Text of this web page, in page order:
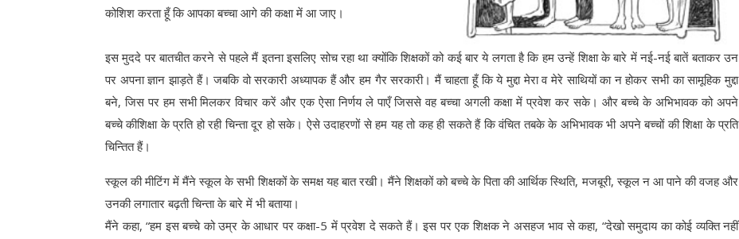
कोशिश करता हूँ कि आपका बच्चा आगे की कक्षा में आ जाए।
इस मुददे पर बातचीत करने से पहले मैं इतना इसलिए सोच रहा था क्योंकि शिक्षकों को कई बार ये लगता है कि हम उन्हें शिक्षा के बारे में नई-नई बातें बताकर उन
पर अपना ज्ञान झाड़ते हैं। जबकि वो सरकारी अध्यापक हैं और हम गैर सरकारी। मैं चाहता हूँ कि ये मुद्दा मेरा व मेरे साथियों का न होकर सभी का सामूहिक मुद्दा
बने, जिस पर हम सभी मिलकर विचार करें और एक ऐसा निर्णय ले पाएँ जिससे वह बच्चा अगली कक्षा में प्रवेश कर सके। और बच्चे के अभिभावक को अपने
बच्चे कीशिक्षा के प्रति हो रही चिन्ता दूर हो सके। ऐसे उदाहरणों से हम यह तो कह ही सकते हैं कि वंचित तबके के अभिभावक भी अपने बच्चों की शिक्षा के प्रति
चिन्तित हैं।
स्कूल की मीटिंग में मैंने स्कूल के सभी शिक्षकों के समक्ष यह बात रखी। मैंने शिक्षकों को बच्चे के पिता की आर्थिक स्थिति, मजबूरी, स्कूल न आ पाने की वजह और
उनकी लगातार बढ़ती चिन्ता के बारे में भी बताया।
मैंने कहा, “हम इस बच्चे को उम्र के आधार पर कक्षा-5 में प्रवेश दे सकते हैं। इस पर एक शिक्षक ने असहज भाव से कहा, “देखो समुदाय का कोई व्यक्ति नहीं